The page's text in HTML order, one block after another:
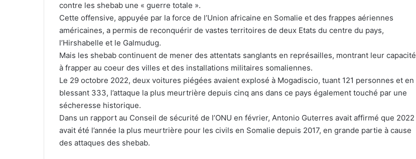
contre les shebab une « guerre totale ».
Cette offensive, appuyée par la force de l’Union africaine en Somalie et des frappes aériennes
américaines, a permis de reconquérir de vastes territoires de deux Etats du centre du pays,
l’Hirshabelle et le Galmudug.
Mais les shebab continuent de mener des attentats sanglants en représailles, montrant leur capacité
à frapper au coeur des villes et des installations militaires somaliennes.
Le 29 octobre 2022, deux voitures piégées avaient explosé à Mogadiscio, tuant 121 personnes et en
blessant 333, l’attaque la plus meurtrière depuis cinq ans dans ce pays également touché par une
sécheresse historique.
Dans un rapport au Conseil de sécurité de l’ONU en février, Antonio Guterres avait affirmé que 2022
avait été l’année la plus meurtrière pour les civils en Somalie depuis 2017, en grande partie à cause
des attaques des shebab.
sabotent les efforts de paix
incendie d’immeuble au centre du
pays
Au moins 72 migrants marocains sont
morts en essayant de gagner l’enclave
Royaume-Uni : hausse des